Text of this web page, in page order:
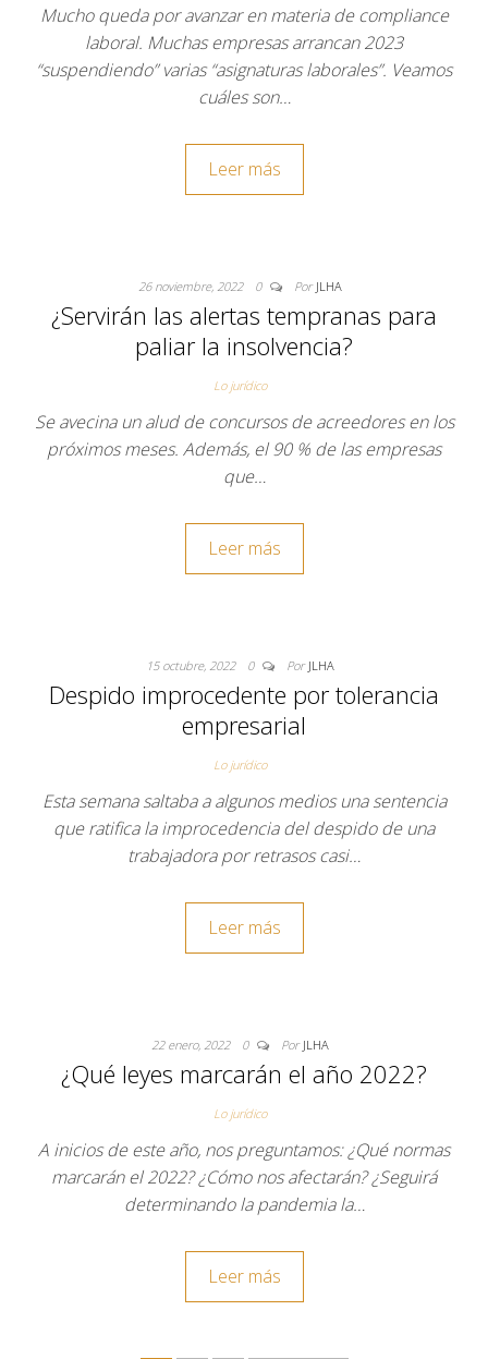
Mucho queda por avanzar en materia de compliance
laboral. Muchas empresas arrancan 2023
“suspendiendo” varias “asignaturas laborales”. Veamos
cuáles son…
Leer más
26 noviembre, 2022 0 Por JLHA
¿Servirán las alertas tempranas para
paliar la insolvencia?
Lo jurídico
Se avecina un alud de concursos de acreedores en los
próximos meses. Además, el 90 % de las empresas
que…
Leer más
15 octubre, 2022 0 Por JLHA
Despido improcedente por tolerancia
empresarial
Lo jurídico
Esta semana saltaba a algunos medios una sentencia
que ratifica la improcedencia del despido de una
trabajadora por retrasos casi…
Leer más
22 enero, 2022 0 Por JLHA
¿Qué leyes marcarán el año 2022?
Lo jurídico
A inicios de este año, nos preguntamos: ¿Qué normas
marcarán el 2022? ¿Cómo nos afectarán? ¿Seguirá
determinando la pandemia la…
Leer más